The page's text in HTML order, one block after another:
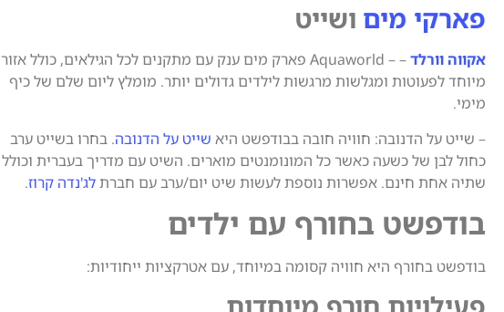
פארקי מים ושייט
אקווה וורלד
– – Aquaworld פארק מים ענק עם מתקנים לכל הגילאים, כולל אזור
מיוחד לפעוטות ומגלשות מרגשות לילדים גדולים יותר. מומלץ ליום שלם של כיף
מימי.
– שייט על הדנובה: חוויה חובה בבודפשט היא שייט על הדנובה. בחרו בשייט ערב
כחול לבן של כשעה כאשר כל המונומנטים מוארים. השיט עם מדריך בעברית וכולל
שתיה אחת חינם. אפשרות נוספת לעשות שיט יום/ערב עם חברתלג'נדה קרוז.
בודפשט בחורף עם ילדים
בודפשט בחורף היא חוויה קסומה במיוחד, עם אטרקציות ייחודיות: